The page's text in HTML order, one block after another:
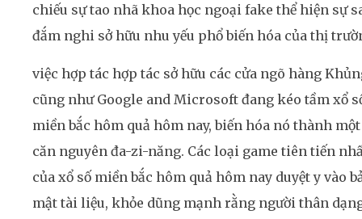
chiếu sự tao nhã khoa học ngoại fake thể hiện sự
đắm nghi sở hữu nhu yếu phổ biến hóa của thị
việc hợp tác hợp tác sở hữu các cửa ngõ hàng
cũng như Google and Microsoft đang kéo tầm xổ
miền bắc hôm quả hôm nay, biến hóa nó thành một
căn nguyên đa-zi-năng. Các loại game tiên tiến
của xổ số miền bắc hôm quả hôm nay duyệt y vào
mật tài liệu, khỏe dũng mạnh rằng người thân